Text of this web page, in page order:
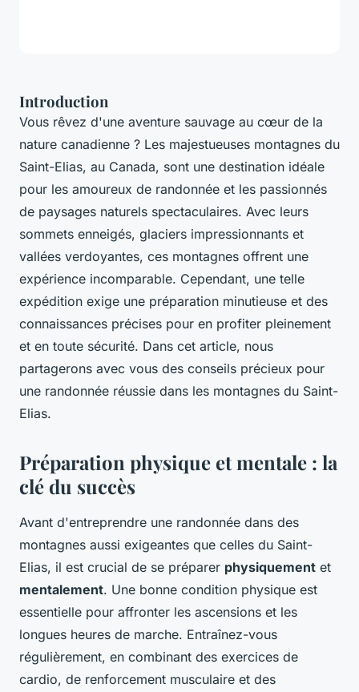
Introduction
Vous rêvez d'une aventure sauvage au cœur de la
nature canadienne ? Les majestueuses montagnes du
Saint-Elias, au Canada, sont une destination idéale
pour les amoureux de randonnée et les passionnés
de paysages naturels spectaculaires. Avec leurs
sommets enneigés, glaciers impressionnants et
vallées verdoyantes, ces montagnes offrent une
expérience incomparable. Cependant, une telle
expédition exige une préparation minutieuse et des
connaissances précises pour en profiter pleinement
et en toute sécurité. Dans cet article, nous
partagerons avec vous des conseils précieux pour
une randonnée réussie dans les montagnes du Saint-
Elias.
Préparation physique et mentale : la
clé du succès
Avant d'entreprendre une randonnée dans des
montagnes aussi exigeantes que celles du Saint-
Elias, il est crucial de se préparer physiquement et
mentalement. Une bonne condition physique est
essentielle pour affronter les ascensions et les
longues heures de marche. Entraînez-vous
régulièrement, en combinant des exercices de
cardio, de renforcement musculaire et des